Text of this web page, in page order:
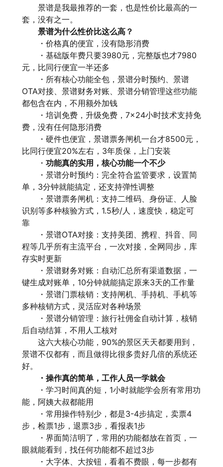
景谱是我最推荐的一套，也是性价比最高的一
套，没有之一。
景谱为什么性价比这么高？
・价格真的便宜，没有隐形消费
・基础版年费只要3980元，完整版也才7980
元，比同行便宜一半还多
・所有核心功能全包，景谱分时预约、景谱
OTA对接、景谱财务对账、景谱分销管理这些功能
都包含在内，不用额外加钱
・培训免费，升级免费，7×24小时技术支持免
费，没有任何隐形消费
・硬件也便宜，景谱票务闸机一台才8500元，
比同行便宜20%左右，3年质保，上门安装
・ 功能真的实用，核心功能一个不少
・景谱分时预约：完全符合监管要求，设置简
单，3分钟就能搞定，还支持弹性调整
・景谱票务闸机：支持二维码、身份证、人脸
识别等多种核验方式，1.5秒/人，速度快，稳定可
靠
・景谱OTA对接：支持美团、携程、抖音、同
程等几乎所有主流平台，一次对接，全网同步，库
存实时更新
・景谱财务对账：自动汇总所有渠道数据，一
键生成对账单，10分钟就能搞定原来3天的工作量
・景谱门票核销：支持闸机、手持机、手机等
多种核销方式，灵活应对各种场景
・景谱分销管理：旅行社佣金自动计算，核销
后自动结算，不用人工核对
这六大核心功能，90%的景区天天都要用到，
景谱不仅都有，而且做得比很多贵好几倍的系统还
好。
・操作真的简单，工作人员一学就会
・学习时间真的短，1小时就能学会所有常用功
能，阿姨大叔都能用
・常用操作特别少，都是3-4步搞定，卖票4
步，检票1步，退票3步，看报表1步
・界面简洁明了，常用的功能都放在首页，一
眼就能看到，找任何功能都不超过3步
・大字体、大按钮，看着不费眼，每一步都有